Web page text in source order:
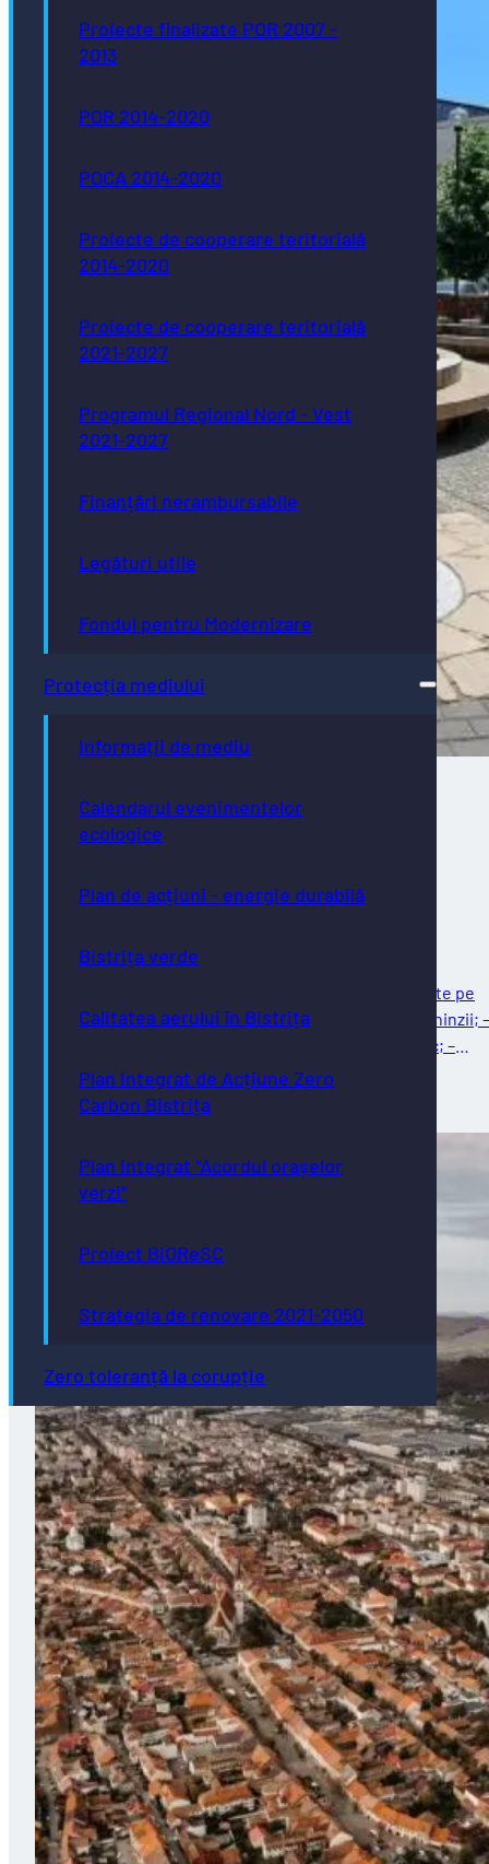
Proiecte finalizate POR 2007 -
2013
POR 2014-2020
POCA 2014-2020
Proiecte de cooperare teritorială
2014-2020
Proiecte de cooperare teritorială
2021-2027
Programul Regional Nord - Vest
2021-2027
Finanțări nerambursabile
Legături utile
Fondul pentru Modernizare
Protecția mediului
Informații de mediu
Calendarul evenimentelor
ecologice
Plan de acțiuni - energie durabilă
Bistrița verde
Calitatea aerului în Bistrița
Plan Integrat de Acțiune Zero
Carbon Bistrița
Plan integrat “Acordul orașelor
verzi”
Proiect BiOReSC
Strategia de renovare 2021-2050
Zero toleranță la corupție
Direcţia de Infrastructură și Servicii –
02.08.2026 – 07.08.2026
Întreținere străzi Reparații curente: – reparații curente pe
strada Ghinzii; – amenajare parcare la sol pe strada Ghinzii; –
îndreptat și remontat stâlpi din fontă, beton și plastic; –
reparații…
03/08/2026